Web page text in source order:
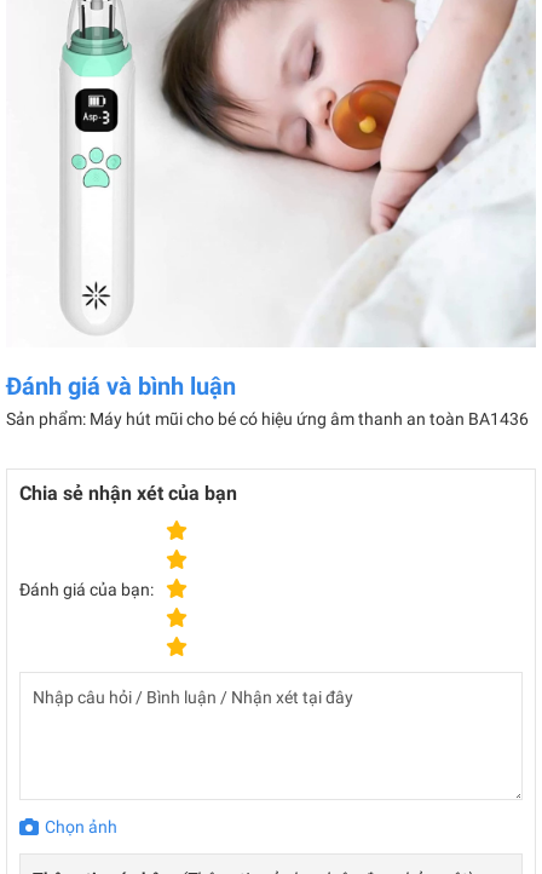
Đánh giá và bình luận
Sản phẩm: Máy hút mũi cho bé có hiệu ứng âm thanh an toàn BA1436
Chia sẻ nhận xét của bạn
Đánh giá của bạn:
Chọn ảnh